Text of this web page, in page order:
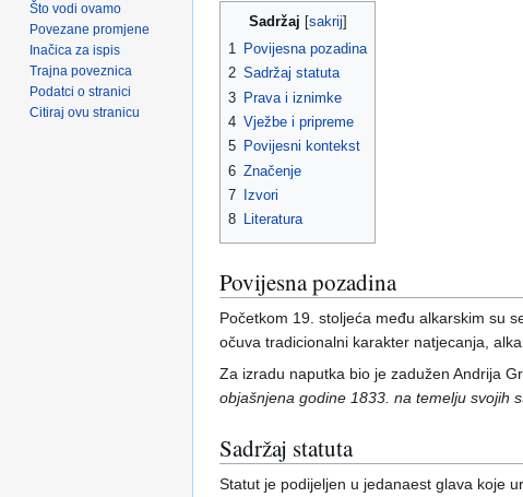
Sadržaj
1 Povijesna pozadina
2 Sadržaj statuta
3 Prava i iznimke
4 Vježbe i pripreme
5 Povijesni kontekst
6 Značenje
7
Izvori
8 Literatura
Povijesna pozadina
Početkom 19. stoljeća među alkarskim su
očuva tradicionalni karakter natjecanja,
Za izradu naputka bio je zadužen Andrija
objašnjena godine 1833. na temelju svojih
Sadržaj statuta
Statut je podijeljen u jedanaest glava koje
Što vodi ovamo
Povezane promjene
Inačica za ispis
Trajna poveznica
Podatci o stranici
Citiraj ovu stranicu